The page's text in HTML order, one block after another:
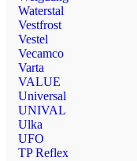
Waterstal
Vestfrost
Vestel
Vecamco
Varta
VALUE
Universal
UNIVAL
Ulka
UFO
TP Reflex